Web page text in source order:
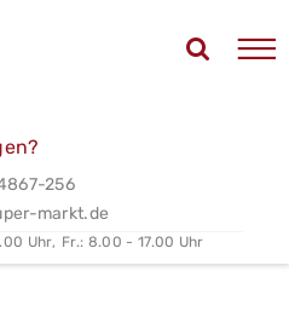
256
markt.de
Uhr, Fr.: 8.00 - 17.00 Uhr